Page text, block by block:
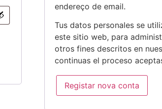
endereço de email.
Tus datos personales se
este sitio web, para
otros fines descritos en
continuas el proceso
Registar nova conta